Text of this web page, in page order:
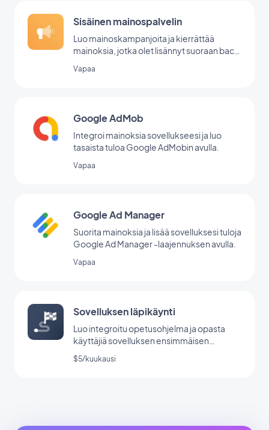
Sisäinen mainospalvelin
Luo mainoskampanjoita ja kierrättää
mainoksia, jotka olet lisännyt suoraan back
Vapaa
Google AdMob
Integroi mainoksia sovellukseesi ja luo
tasaista tuloa Google AdMobin avulla.
Vapaa
Google Ad Manager
Suorita mainoksia ja lisää sovelluksesi tuloja
Google Ad Manager -laajennuksen avulla.
Vapaa
Sovelluksen läpikäynti
Luo integroitu opetusohjelma ja opasta
käyttäjiä sovelluksen ensimmäisen
käynnistyksen aikana.
$5/kuukausi